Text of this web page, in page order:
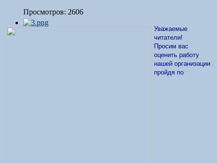
Просмотров: 2606
Уважаемые
читатели!
Просим вас
оценить работу
нашей организации
пройдя по